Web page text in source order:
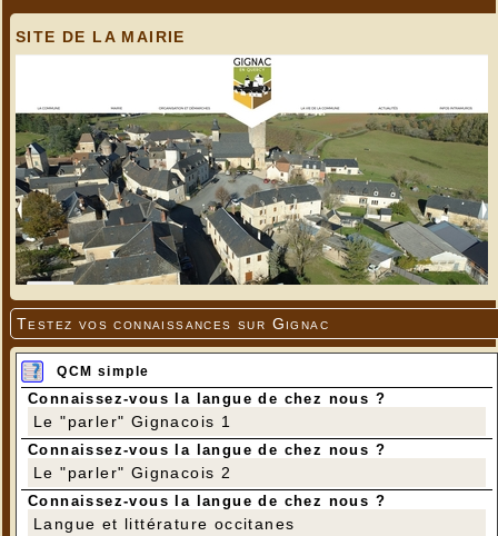
SITE DE LA MAIRIE
Testez vos connaissances sur Gignac
QCM simple
Connaissez-vous la langue de chez nous ?
Le "parler" Gignacois 1
Connaissez-vous la langue de chez nous ?
Le "parler" Gignacois 2
Connaissez-vous la langue de chez nous ?
Langue et littérature occitanes